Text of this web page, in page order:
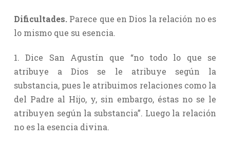
Dificultades.Parece que en Dios la relación no es
lo mismo que su esencia.
1. Dice San Agustín que “no todo lo que se
atribuye a Dios se le atribuye según la
substancia, pues le atribuimos relaciones como la
del Padre al Hijo, y, sin embargo, éstas no se le
atribuyen según la substancia”. Luego la relación
no es la esencia divina.